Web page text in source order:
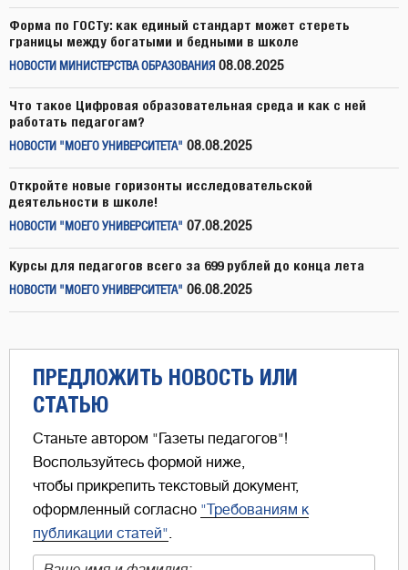
Форма по ГОСТу: как единый стандарт может стереть
границы между богатыми и бедными в школе
НОВОСТИ МИНИСТЕРСТВА ОБРАЗОВАНИЯ 08.08.2025
Что такое Цифровая образовательная среда и как с ней
работать педагогам?
НОВОСТИ "МОЕГО УНИВЕРСИТЕТА" 08.08.2025
Откройте новые горизонты исследовательской
деятельности в школе!
НОВОСТИ "МОЕГО УНИВЕРСИТЕТА" 07.08.2025
Курсы для педагогов всего за 699 рублей до конца лета
НОВОСТИ "МОЕГО УНИВЕРСИТЕТА" 06.08.2025
ПРЕДЛОЖИТЬ НОВОСТЬ ИЛИ
СТАТЬЮ
Станьте автором "Газеты педагогов"!
Воспользуйтесь формой ниже,
чтобы прикрепить текстовый документ,
оформленный согласно "Требованиям к
публикации статей"